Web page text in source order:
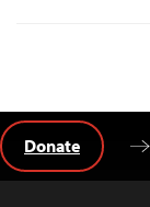
Donate